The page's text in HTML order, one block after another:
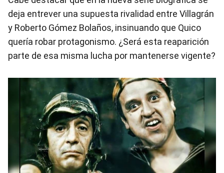
deja entrever una supuesta rivalidad entre Villagrán
y Roberto Gómez Bolaños, insinuando que Quico
quería robar protagonismo. ¿Será esta reaparición
parte de esa misma lucha por mantenerse vigente?